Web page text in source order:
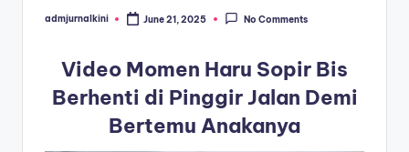
Posted
admjurnalkini June 21, 2025 No Comments
Video Momen Haru Sopir Bis
Berhenti di Pinggir Jalan Demi
Bertemu Anakanya